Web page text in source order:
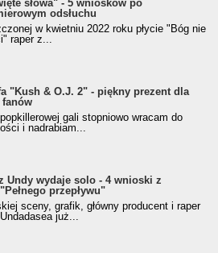
słowa" - 5 wniosków po
odsłuchu
w kwietniu 2022 roku płycie "Bóg nie
raper z...
"Kush & O.J. 2" - piękny prezent dla
gali stopniowo wracam do
i nadrabiam...
Undy wydaje solo - 4 wnioski z
przepływu"
sceny, grafik, główny producent i raper
już...